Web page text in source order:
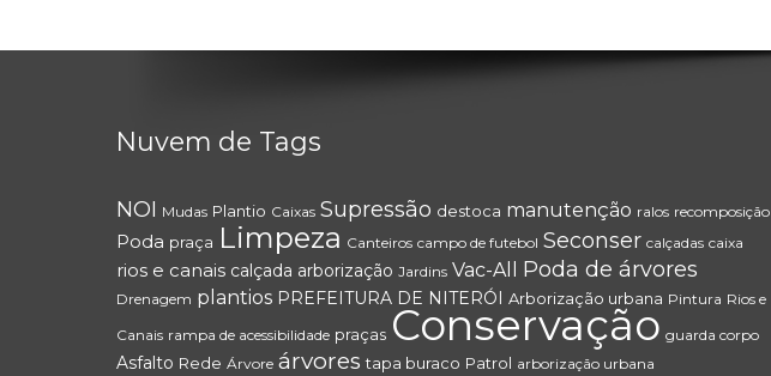
Nuvem de Tags
NOI Mudas Plantio Caixas Supressão destoca manutenção ralos recomposição
Poda praça Limpeza Canteiros campo de futebol Seconser calçadas caixa
rios e canais calçada arborização Jardins Vac-All Poda de árvores
Drenagem plantios PREFEITURA DE NITERÓI Arborização urbana Pintura Rios e
Canais rampa de acessibilidade praças Conservação guarda corpo
Asfalto Rede Árvore árvores tapa buraco Patrol arborização urbana